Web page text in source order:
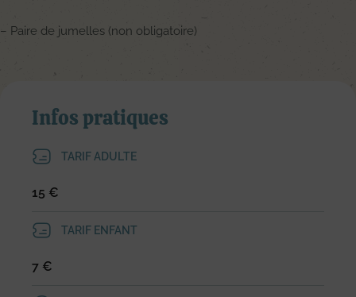
– Paire de jumelles (non obligatoire)
Infos pratiques
TARIF ADULTE
15 €
TARIF ENFANT
7 €